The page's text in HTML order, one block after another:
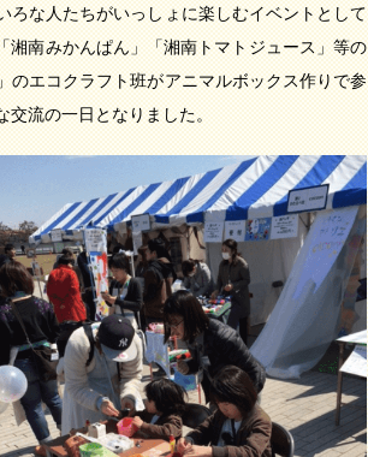
ろな人たちがいっしょに楽しむイベントとして
南みかんぱん」「湘南トマトジュース」等の
のエコクラフト班がアニマルボックス作りで参
流の一日となりました。